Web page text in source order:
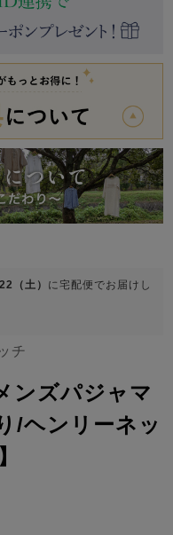
秋
マ
はこちら
ちら
・バスロ
ーブ
ルズかぶ
（土） に宅配便 でお届けし
チ
ンズパジャマ
/ヘンリーネッ